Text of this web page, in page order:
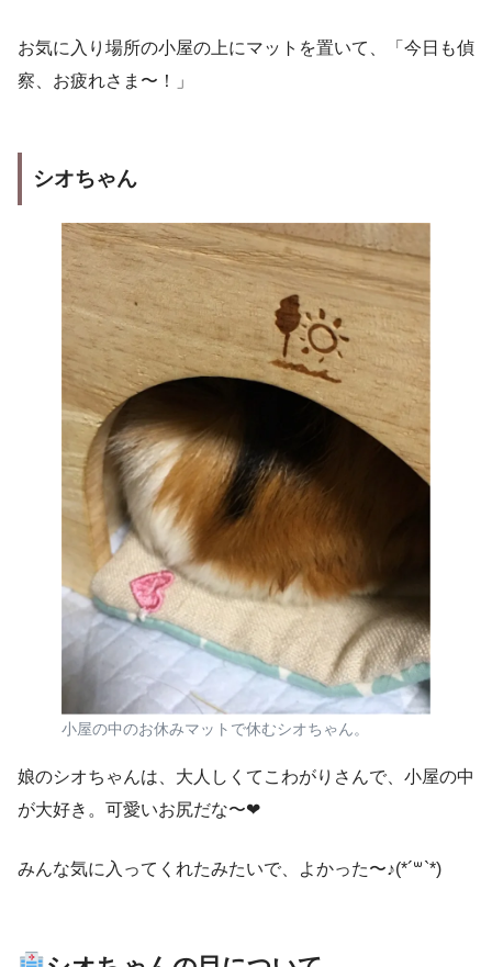
お気に入り場所の小屋の上にマットを置いて、「今日も偵
察、お疲れさま〜！」
シオちゃん
小屋の中のお休みマットで休むシオちゃん。
娘のシオちゃんは、大人しくてこわがりさんで、小屋の中
が大好き。可愛いお尻だな〜❤︎
みんな気に入ってくれたみたいで、よかった〜♪(*´꒳`*)